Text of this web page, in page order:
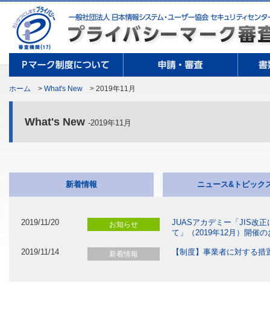
ホーム > What's New > 2019年11月
What's New -2019年11月
新着情報 ニュース&トピック
2019/11/20 お知らせ
JUASアカデミー「JIS改正
て」（2019年12月）開催
2019/11/14 新着情報 【制度】事業者に対する